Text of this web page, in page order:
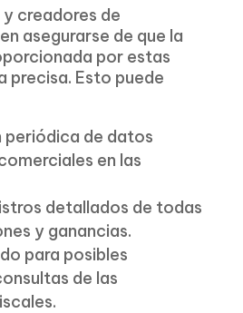
creadores de
asegurarse de que la
por estas
precisa. Esto puede
de datos
en las
detallados de todas
y ganancias.
para posibles
de las